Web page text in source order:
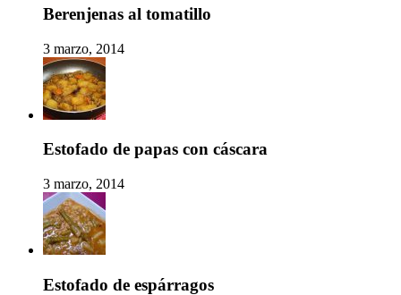
Berenjenas al tomatillo
3 marzo, 2014
Estofado de papas con cáscara
3 marzo, 2014
Estofado de espárragos